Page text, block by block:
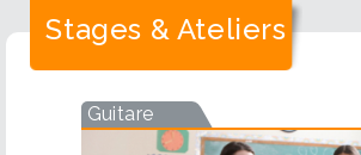
Stages & Ateliers
Guitare